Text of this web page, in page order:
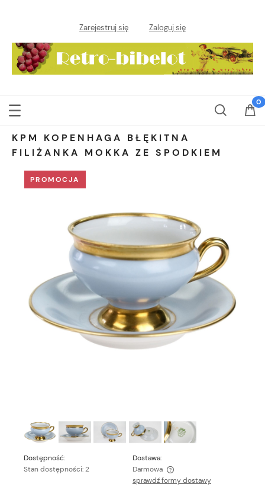
Zarejestruj się Zaloguj się
KPM KOPENHAGA BŁĘKITNA
FILIŻANKA MOKKA ZE SPODKIEM
PROMOCJA
Dostępność:
Stan dostępności: 2
Dostawa:
Darmowa
Cena nie zawiera ewentualnych kosztów płatności
sprawdź formy dostawy